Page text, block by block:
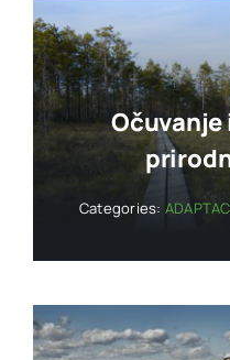
Categories: